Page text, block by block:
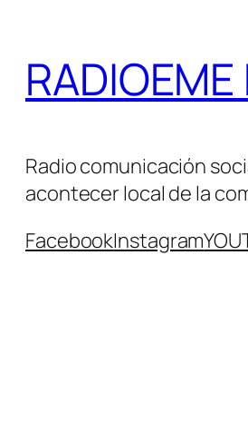
contenido
Radio comunicación
acontecer local de la
FacebookInstagram